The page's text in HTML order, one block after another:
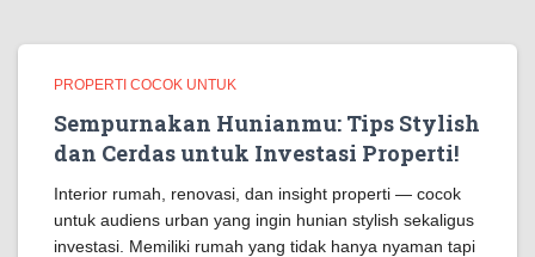
PROPERTI COCOK UNTUK
Sempurnakan Hunianmu: Tips Stylish
dan Cerdas untuk Investasi Properti!
Interior rumah, renovasi, dan insight properti — cocok
untuk audiens urban yang ingin hunian stylish sekaligus
investasi. Memiliki rumah yang tidak hanya nyaman tapi